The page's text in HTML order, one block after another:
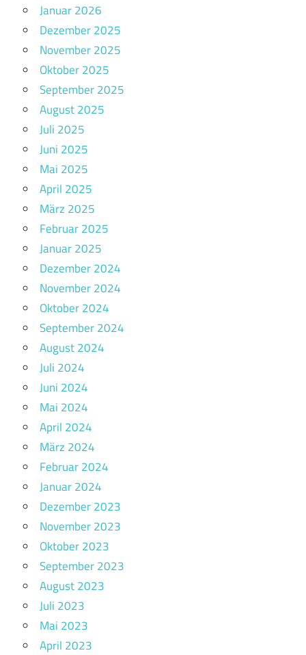
Januar 2026
Dezember 2025
November 2025
Oktober 2025
September 2025
August 2025
Juli 2025
Juni 2025
Mai 2025
April 2025
März 2025
Februar 2025
Januar 2025
Dezember 2024
November 2024
Oktober 2024
September 2024
August 2024
Juli 2024
Juni 2024
Mai 2024
April 2024
März 2024
Februar 2024
Januar 2024
Dezember 2023
November 2023
Oktober 2023
September 2023
August 2023
Juli 2023
Mai 2023
April 2023